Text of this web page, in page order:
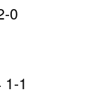
0
1